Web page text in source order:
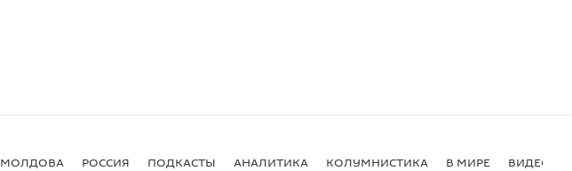
МОЛДОВА РОССИЯ ПОДКАСТЫ АНАЛИТИКА КОЛУМНИСТИКА В МИРЕ ВИДЕО